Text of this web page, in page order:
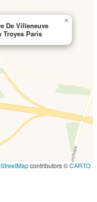
De Villeneuve
Troyes Paris
×
contributors ©CARTO